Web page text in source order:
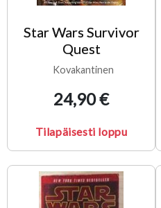
Star Wars Survivor
Quest
Kovakantinen
24,90 €
Tilapäisesti loppu